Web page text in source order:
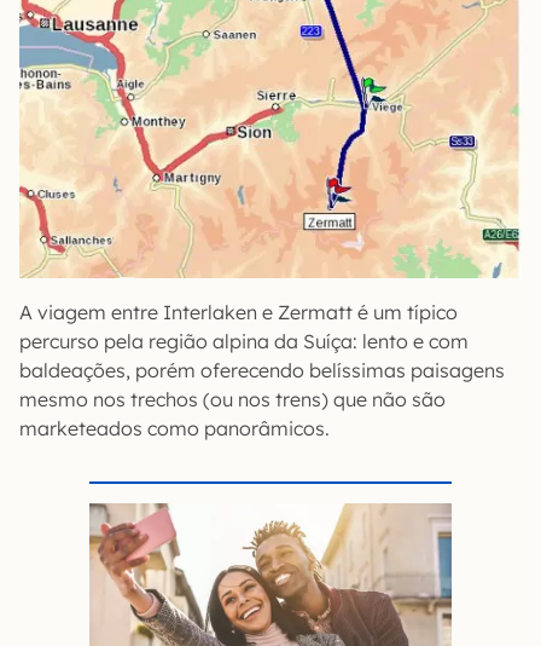
A viagem entre Interlaken e Zermatt é um típico
percurso pela região alpina da Suíça: lento e com
baldeações, porém oferecendo belíssimas paisagens
mesmo nos trechos (ou nos trens) que não são
marketeados como panorâmicos.